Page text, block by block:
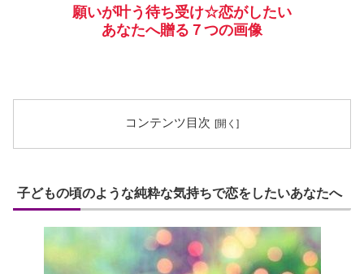
願いが叶う待ち受け☆恋がしたい
あなたへ贈る７つの画像
コンテンツ目次
子どもの頃のような純粋な気持ちで恋をしたいあなたへ